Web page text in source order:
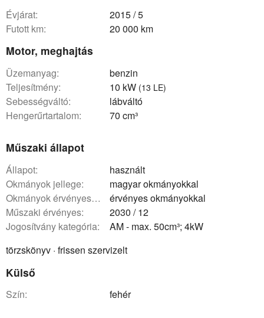
évjárat:
2015 / 5
futott km:
20 000 km
Motor, meghajtás
üzemanyag:
benzin
teljesítmény:
10 kW (13 LE)
sebességváltó:
lábváltó
hengerűrtartalom:
70 cm³
Műszaki állapot
állapot:
használt
okmányok jellege:
magyar okmányokkal
okmányok érvényessége:
érvényes okmányokkal
műszaki érvényes:
2030 / 12
Jogosítvány kategória:
AM - max. 50cm³; 4kW
törzskönyv · frissen szervizelt
Külső
szín: fehér